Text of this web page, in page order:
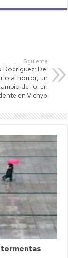
Siguiente
Rodríguez: Del
al horror, un
de rol en
en Vichy»